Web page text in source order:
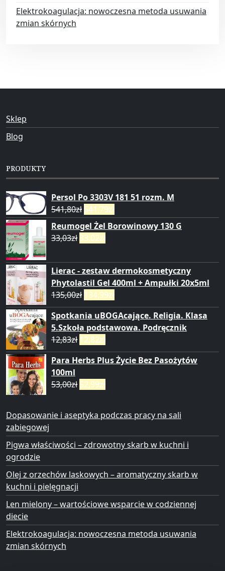
Elektrokoagulacja: nowoczesna metoda usuwania
zmian skórnych
Sklep
Blog
PRODUKTY
Persol Po 3303V 181 51 rozm. M
541,80zł 541,79zł
Reumogel Żel Borowinowy 130 G
33,03zł 33,02zł
Lierac - zestaw dermokosmetyczny
Phytolastil Gel 400ml + Ampułki 20x5ml
135,00zł 134,99zł
Spotkania uBOGAcające. Religia. Klasa
5.Szkoła podstawowa. Podręcznik
12,83zł 12,82zł
Para Herbs Plus Życie Bez Pasożytów
100ml
53,00zł 52,99zł
Dopasowanie i aseptyka podczas pracy na sali
zabiegowej
Pigwa właściwości – zdrowotny skarb w kuchni i
ogrodzie
Olej z orzechów laskowych – aromatyczny skarb w
kuchni i pielęgnacji
Len mielony – wartościowe wsparcie w codziennej
diecie
Elektrokoagulacja: nowoczesna metoda usuwania
zmian skórnych